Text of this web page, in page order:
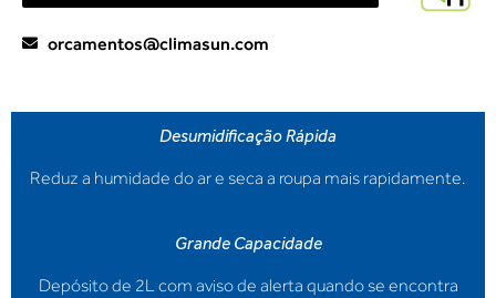
orcamentos@climasun.com
Desumidificação Rápida
Reduz a humidade do ar e seca a roupa mais rapidamente.
Grande Capacidade
Depósito de 2L com aviso de alerta quando se encontra